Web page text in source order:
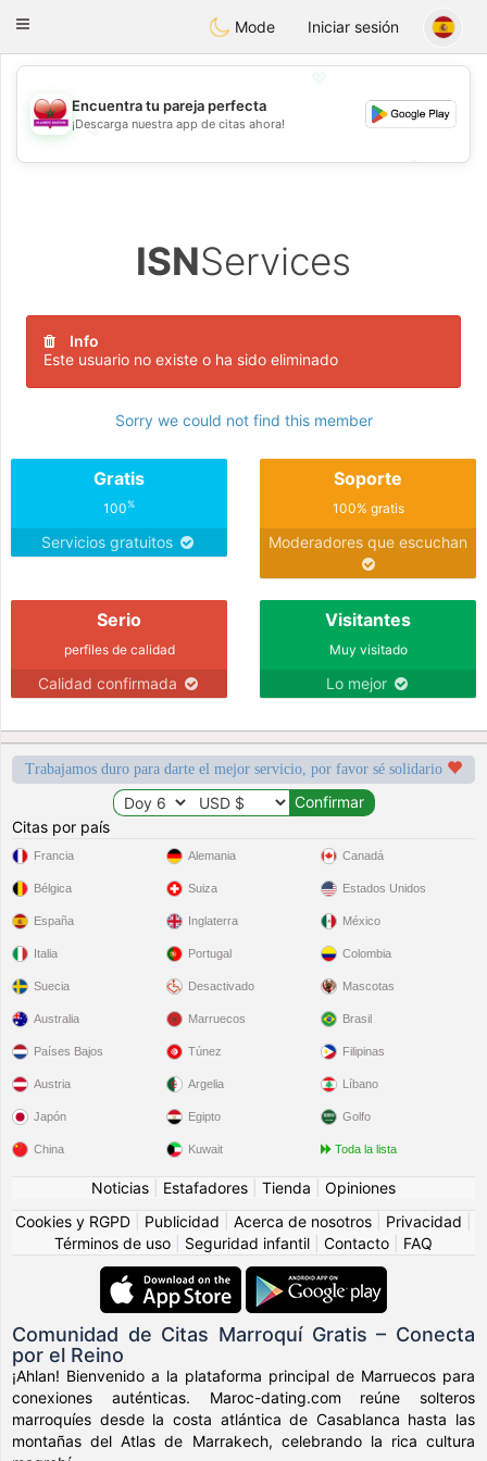
Maroc Dating
Toggle
Mode Iniciar sesión
💖
💕
Encuentra tu pareja perfecta
¡Descarga nuestra app de citas ahora!
ISNServices
Info
Este usuario no existe o ha sido eliminado
Sorry we could not find this member
Gratis
100%
Servicios gratuitos
Soporte
100% gratis
Moderadores que escuchan
Serio
perfiles de calidad
Calidad confirmada
Visitantes
Muy visitado
Lo mejor
Trabajamos duro para darte el mejor servicio, por favor sé solidario
Citas por país
Francia
Bélgica
España
Italia
Suecia
Alemania
Suiza
Inglaterra
Portugal
Desactivado
Canadá
Estados Unidos
México
Colombia
Mascotas
Australia
Países Bajos
Austria
Japón
China
Marruecos
Túnez
Argelia
Egipto
Kuwait
Brasil
Filipinas
Líbano
Golfo
Toda la lista
Noticias Estafadores Tienda
Opiniones
Cookies y RGPD
Publicidad Acerca de nosotros Privacidad
Términos de uso
Seguridad infantil Contacto FAQ
Comunidad de Citas Marroquí Gratis – Conecta
por el Reino
¡Ahlan! Bienvenido a la plataforma principal de Marruecos para
conexiones auténticas. Maroc-dating.com reúne solteros
marroquíes desde la costa atlántica de Casablanca hasta las
montañas del Atlas de Marrakech, celebrando la rica cultura